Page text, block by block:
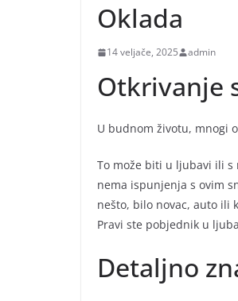
Oklada
14 veljače, 2025 admin
Otkrivanje
U budnom životu, mnogi
To može biti u ljubavi ili s
nema ispunjenja s ovim
nešto, bilo novac, auto ili
Pravi ste pobjednik u
Detaljno